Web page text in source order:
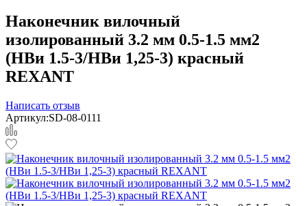
Наконечник вилочный
изолированный 3.2 мм 0.5-1.5 мм2
(НВи 1.5-3/НВи 1,25-3) красный
REXANT
Написать отзыв
Артикул:SD-08-0111